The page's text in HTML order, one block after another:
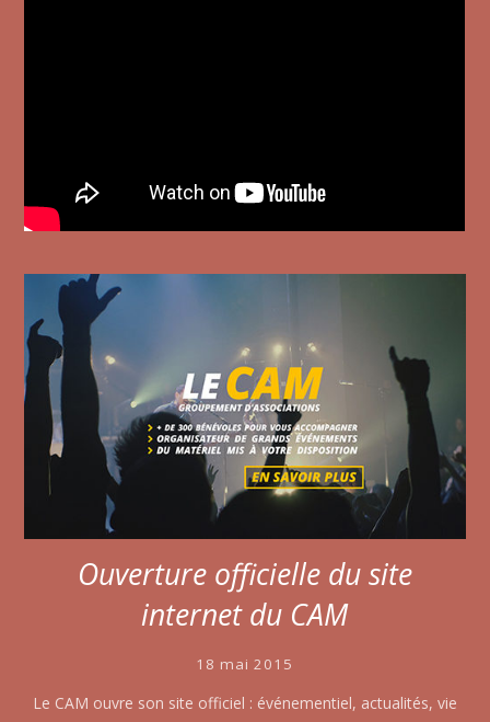
Ouverture officielle du site
internet du CAM
18 mai 2015
Le CAM ouvre son site officiel : événementiel, actualités, vie